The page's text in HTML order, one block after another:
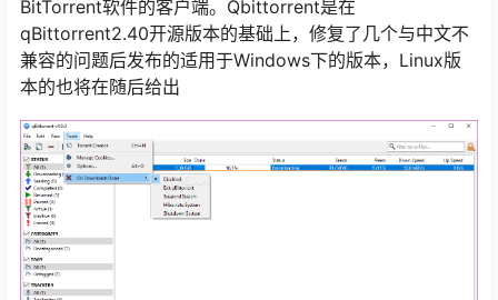
BitTorrent软件的客户端。Qbittorrent是在
qBittorrent2.40开源版本的基础上，修复了几个与中文不
兼容的问题后发布的适用于Windows下的版本，Linux版
本的也将在随后给出